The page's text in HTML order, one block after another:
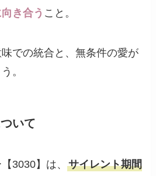
き合う こと。
での統合と、無条件の愛が
。
いて
3030】は、サイレント期間